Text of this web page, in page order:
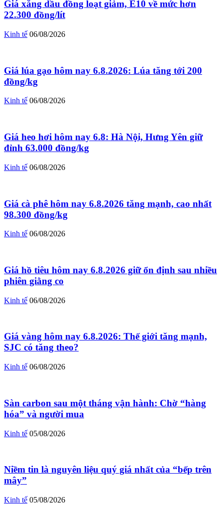
Giá xăng dầu đồng loạt giảm, E10 về mức hơn
22.300 đồng/lít
Kinh tế 06/08/2026
Giá lúa gạo hôm nay 6.8.2026: Lúa tăng tới 200
đồng/kg
Kinh tế 06/08/2026
Giá heo hơi hôm nay 6.8: Hà Nội, Hưng Yên giữ
đỉnh 63.000 đồng/kg
Kinh tế 06/08/2026
Giá cà phê hôm nay 6.8.2026 tăng mạnh, cao nhất
98.300 đồng/kg
Kinh tế 06/08/2026
Giá hồ tiêu hôm nay 6.8.2026 giữ ổn định sau nhiều
phiên giằng co
Kinh tế 06/08/2026
Giá vàng hôm nay 6.8.2026: Thế giới tăng mạnh,
SJC có tăng theo?
Kinh tế 06/08/2026
Sàn carbon sau một tháng vận hành: Chờ “hàng
hóa” và người mua
Kinh tế 05/08/2026
Niềm tin là nguyên liệu quý giá nhất của “bếp trên
mây”
Kinh tế 05/08/2026